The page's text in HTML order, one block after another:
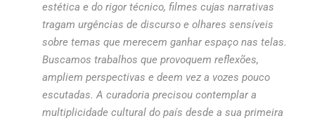
estética e do rigor técnico, filmes cujas narrativas
tragam urgências de discurso e olhares sensíveis
sobre temas que merecem ganhar espaço nas telas.
Buscamos trabalhos que provoquem reflexões,
ampliem perspectivas e deem vez a vozes pouco
escutadas. A curadoria precisou contemplar a
multiplicidade cultural do país desde a sua primeira